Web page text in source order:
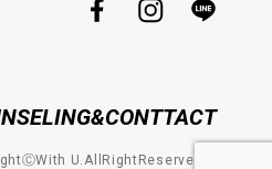
U.AllRightReserved。